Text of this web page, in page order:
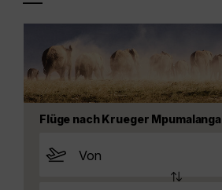
Flüge nach Krueger Mpumalanga